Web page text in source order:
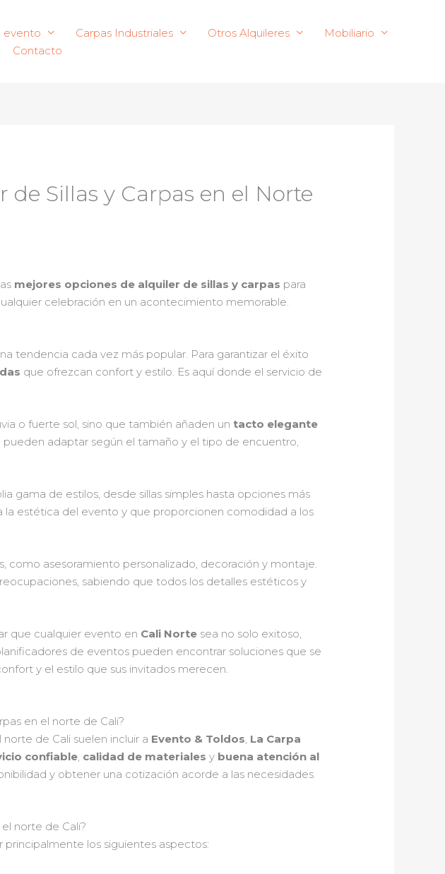
evento Carpas Industriales Otros Alquileres
Mobiliario
Contacto
Sillas y Carpas en el Norte
mejores opciones de alquiler de sillas y carpas para
celebración en un acontecimiento memorable.
tendencia cada vez más popular. Para garantizar el éxito
que ofrezcan confort y estilo. Es aquí donde el servicio de
o fuerte sol, sino que también añaden untacto elegante
adaptar según el tamaño y el tipo de encuentro,
gama de estilos, desde sillas simples hasta opciones más
la estética del evento y que proporcionen comodidad a los
como asesoramiento personalizado, decoración y montaje.
sabiendo que todos los detalles estéticos y
que cualquier evento en Cali Norte sea no solo exitoso,
de eventos pueden encontrar soluciones que se
y el estilo que sus invitados merecen.
en el norte de Cali?
norte de Cali suelen incluir a Evento & Toldos, La Carpa
confiable, calidad de materiales y buena atención al
y obtener una cotización acorde a las necesidades
norte de Cali?
los siguientes aspectos: